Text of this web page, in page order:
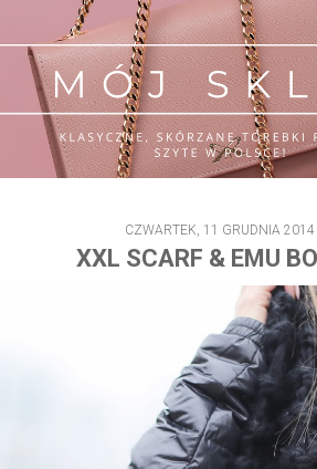
CZWARTEK, 11 GRUDNIA 2014
XXL SCARF & EMU